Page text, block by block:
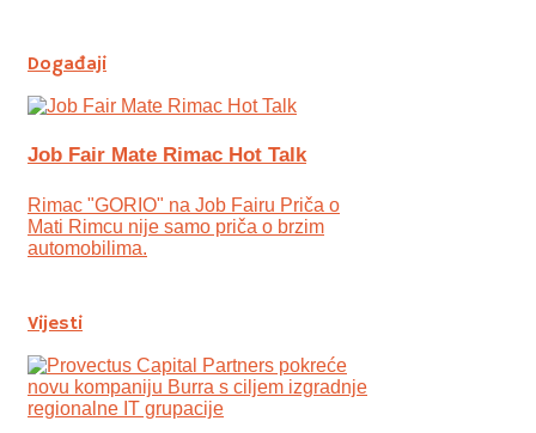
Događaji
Job Fair Mate Rimac Hot Talk
Rimac "GORIO" na Job Fairu Priča o
Mati Rimcu nije samo priča o brzim
automobilima.
Vijesti